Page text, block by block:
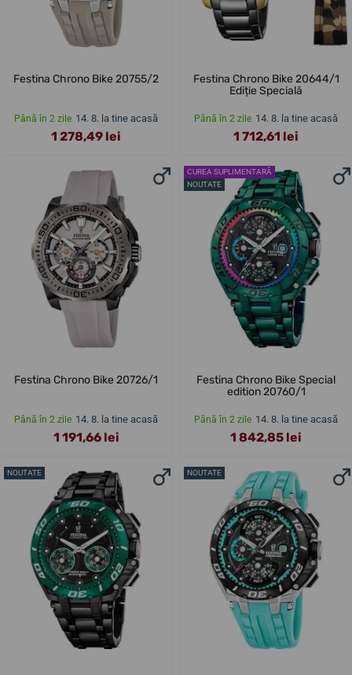
Festina Chrono Bike 20755/2
Până în 2 zile 14. 8. la tine acasă
1 278,49 lei
Festina Chrono Bike 20644/1
Ediție Specială
Până în 2 zile 14. 8. la tine acasă
1 712,61 lei
Festina Chrono Bike 20726/1
Până în 2 zile 14. 8. la tine acasă
1 191,66 lei
CUREA SUPLIMENTARĂ
NOUTATE
Festina Chrono Bike Special
edition 20760/1
Până în 2 zile 14. 8. la tine acasă
1 842,85 lei
NOUTATE NOUTATE